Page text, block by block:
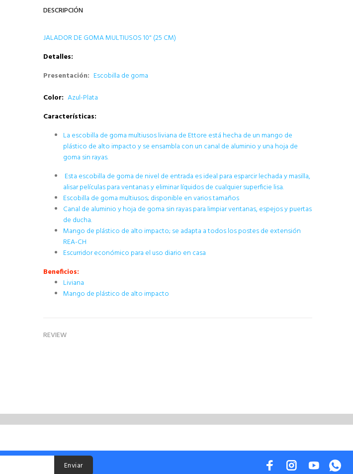
DESCRIPCIÓN
JALADOR DE GOMA MULTIUSOS 10" (25 CM)
Detalles:
Presentación: Escobilla de goma
Color: Azul-Plata
Características:
La escobilla de goma multiusos liviana de Ettore está hecha de un mango de
plástico de alto impacto y se ensambla con un canal de aluminio y una hoja de
goma sin rayas.
Esta escobilla de goma de nivel de entrada es ideal para esparcir lechada y masilla,
alisar películas para ventanas y eliminar líquidos de cualquier superficie lisa.
Escobilla de goma multiusos; disponible en varios tamaños
Canal de aluminio y hoja de goma sin rayas para limpiar ventanas, espejos y puertas
de ducha.
Mango de plástico de alto impacto; se adapta a todos los postes de extensión
REA-CH
Escurridor económico para el uso diario en casa
Beneficios:
Liviana
Mango de plástico de alto impacto
REVIEW
Enviar